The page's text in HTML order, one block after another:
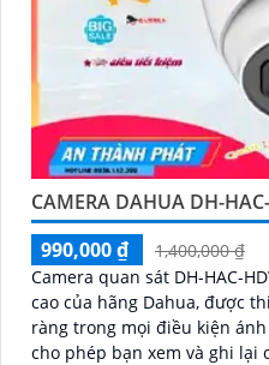
CAMERA DAHUA DH-
990,000 ₫
1,400,000 ₫
Camera quan sát DH-HAC-
cao của hãng Dahua, được
ràng trong mọi điều kiện ánh sáng. Với độ phân giải 2MP,
cho phép bạn xem và ghi lại